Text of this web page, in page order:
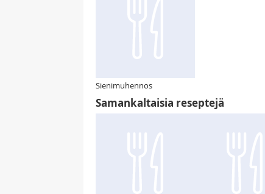
Sienimuhennos
Samankaltaisia reseptejä